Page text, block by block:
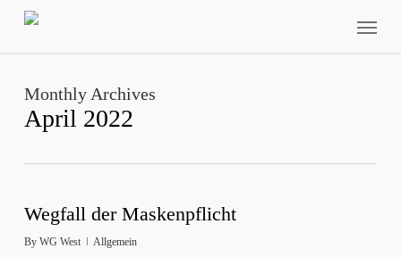
Skip
Monthly Archives
April 2022
Wegfall der Maskenpflicht
By WG West Allgemein